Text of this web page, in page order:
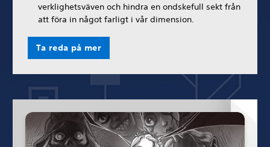
verklighetsväven och hindra en ondskefull sekt från
att föra in något farligt i vår dimension.
Ta reda på mer